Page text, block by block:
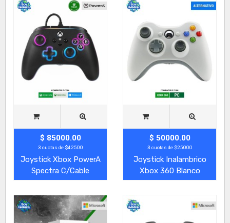
$ 85000.00
3 cuotas de $42500
Joystick Xbox PowerA
Spectra C/Cable
$ 50000.00
3 cuotas de $25000
Joystick Inalambrico
Xbox 360 Blanco